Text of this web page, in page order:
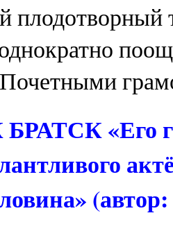
плодотворный
«Его